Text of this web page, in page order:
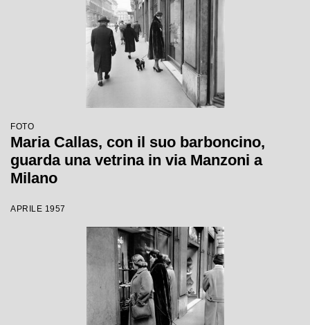
FOTO
Maria Callas, con il suo barboncino,
guarda una vetrina in via Manzoni a
Milano
APRILE 1957